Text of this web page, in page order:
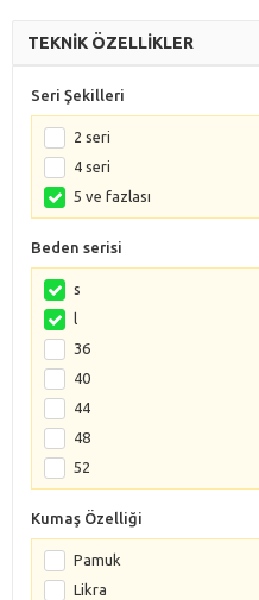
TEKNİK ÖZELLİKLER
Seri Şekilleri
2 seri
4 seri
5 ve fazlası
Beden serisi
s
l
36
40
44
48
52
Kumaş Özelliği
Pamuk
Likra